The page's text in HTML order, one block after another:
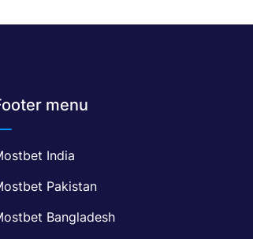
menu
India
Pakistan
Bangladesh